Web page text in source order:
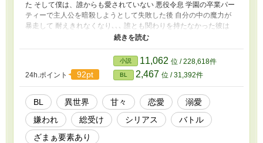
た そして僕は、誰からも愛されていない 悪役令息 学園の卒業パー
ティーで主人公を暗殺しようとして失敗した後 自分の中の魔力が
暴走して 耐えきれなくなり､､､ 誰とも関わりを持たなかった彼は
誰にも知られずに森の中で一人で 死んでしまう。 誰も話してくれ
ない 誰も助けてくれない 誰も愛してくれない ､､､､､､､､､。 まぁ、
いいか､､､前世と同じだ 「でも､､､ほんの少しでいいから､､､
､､､愛されてみたい。」 ※虐待・暴力表現がありま
す （第一章 第二章の所々） ※主人公がかなりネガティブで病ん
でいます（第一章 第二章の所々） ※それでも超超超溺愛のスト
ーリーです ※固定カプは後々決まると思いますが 今現在は主人公
総受けの状況です ※虐待・暴力表現など、いろいろなきついシー
ンがある話には※をつけておきます ※第三章あたりからコメディ
要素強めです ※所々シリアス展開があります
24h.ポイント 92pt
小説 11,062 位 / 228,618件
BL 2,467 位 / 31,392件
BL 異世界 甘々 恋愛
溺愛
嫌われ
総受け シリアス
バトル
ざまぁ要素あり